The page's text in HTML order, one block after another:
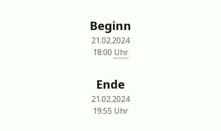
Beginn
21.02.2024
18:00 Uhr
Ende
21.02.2024
19:55 Uhr